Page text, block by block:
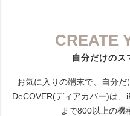
CREATE
自分だけのス
お気に入りの端末で、自分だ
DeCOVER(ディアカバー)は
まで800以上の機